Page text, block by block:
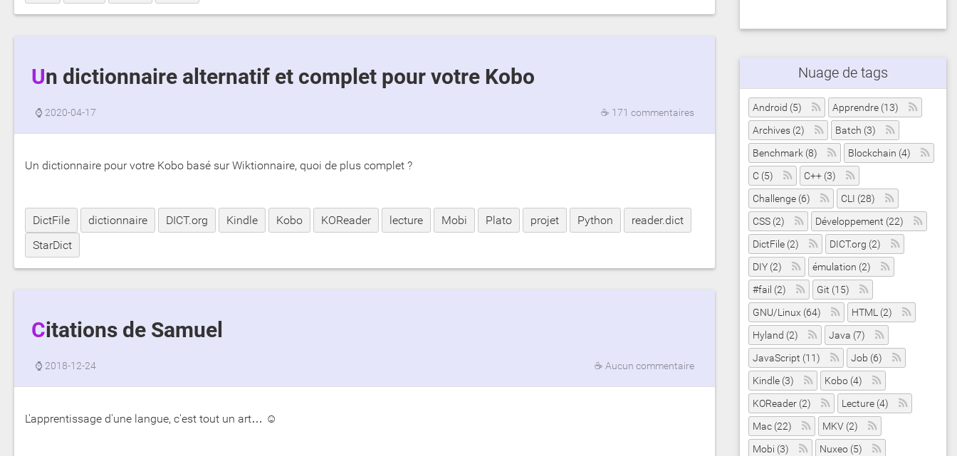
Nuage de tags
Android (5)
Apprendre (13)
Archives (2)
Batch (3)
Benchmark (8)
Blockchain (4)
C (5)
C++ (3)
Challenge (6)
CLI (28)
CSS (2)
Développement (22)
DictFile (2)
DICT.org (2)
DIY (2)
émulation (2)
#fail (2)
Git (15)
GNU/Linux (64)
HTML (2)
Hyland (2)
Java (7)
JavaScript (11)
Job (6)
Kindle (3)
Kobo (4)
KOReader (2)
Lecture (4)
Mac (22)
MKV (2)
Mobi (3)
Nuxeo (5)
Un dictionnaire alternatif et complet pour votre Kobo
☕ 171 commentaires
⌚ 2020-04-17
Un dictionnaire pour votre Kobo basé sur Wiktionnaire, quoi de plus complet ?
DictFile dictionnaire DICT.org Kindle Kobo KOReader lecture Mobi Plato projet Python
reader.dict
StarDict
Citations de Samuel
☕Aucun commentaire
⌚ 2018-12-24
L'apprentissage d'une langue, c'est tout un art… ☺